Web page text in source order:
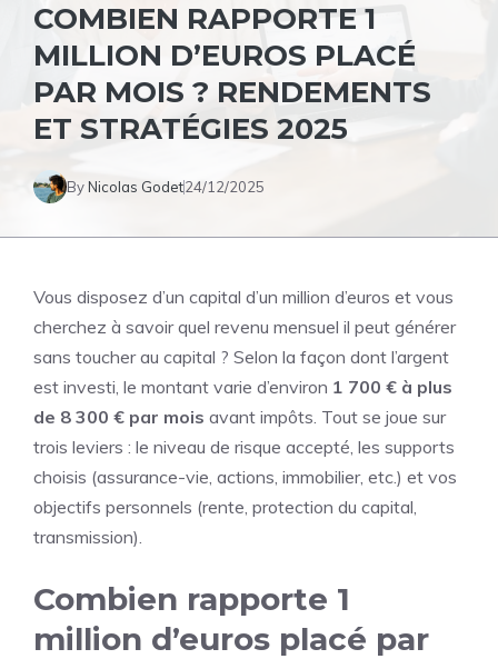
COMBIEN RAPPORTE 1
MILLION D’EUROS PLACÉ
PAR MOIS ? RENDEMENTS
ET STRATÉGIES 2025
ByNicolas Godet24/12/2025
Vous disposez d’un capital d’un million d’euros et vous
cherchez à savoir quel revenu mensuel il peut générer
sans toucher au capital ? Selon la façon dont l’argent
est investi, le montant varie d’environ 1 700 € à plus
de 8 300 € par mois avant impôts. Tout se joue sur
trois leviers : le niveau de risque accepté, les supports
choisis (assurance-vie, actions, immobilier, etc.) et vos
objectifs personnels (rente, protection du capital,
transmission).
Combien rapporte 1
million d’euros placé par